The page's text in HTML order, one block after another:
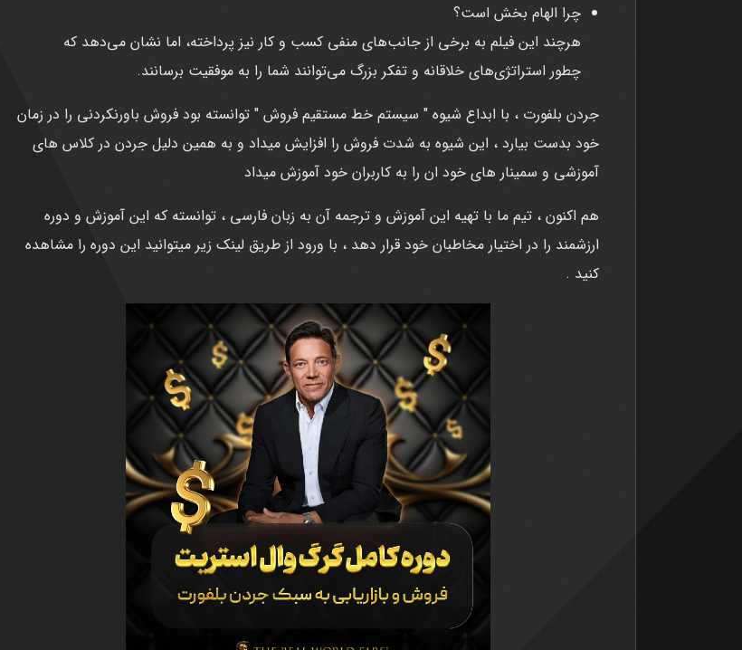
چرا الهام بخش است؟
هرچند این فیلم به برخی از جانب‌های منفی کسب و کار نیز پرداخته، اما نشان می‌دهد که
چطور استراتژی‌های خلاقانه و تفکر بزرگ می‌توانند شما را به موفقیت برسانند.
جردن بلفورت ، با ابداع شیوه " سیستم خط مستقیم فروش " توانسته بود فروش باورنکردنی را در زمان
خود بدست بیارد ، این شیوه به شدت فروش را افزایش میداد و به همین دلیل جردن در کلاس های
آموزشی و سمینار های خود ان را به کاربران خود آموزش میداد
هم اکنون ، تیم ما با تهیه این آموزش و ترجمه آن به زبان فارسی ، توانسته که این آموزش و دوره
ارزشمند را در اختیار مخاطبان خود قرار دهد ، با ورود از طریق لینک زیر میتوانید این دوره را مشاهده
کنید .